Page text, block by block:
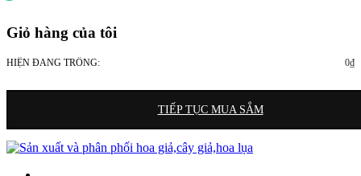
Giỏ hàng của tôi
HIỆN ĐANG TRỐNG: 0₫
TIẾP TỤC MUA SẮM